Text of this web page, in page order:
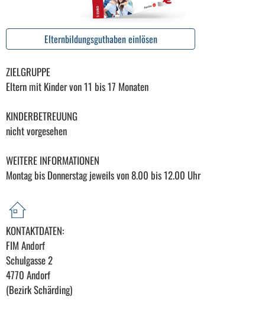
Elternbildungsguthaben einlösen
ZIELGRUPPE
Eltern mit Kinder von 11 bis 17 Monaten
KINDERBETREUUNG
nicht vorgesehen
WEITERE INFORMATIONEN
Montag bis Donnerstag jeweils von 8.00 bis 12.00 Uhr
KONTAKTDATEN:
FIM Andorf
Schulgasse 2
4770 Andorf
(Bezirk Schärding)